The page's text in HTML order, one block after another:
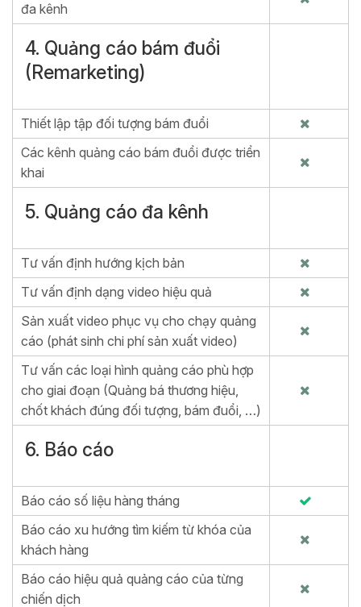
đa kênh
4. Quảng cáo bám đuổi
(Remarketing)
Thiết lập tập đối tượng bám đuổi
Các kênh quảng cáo bám đuổi được triển
khai
5. Quảng cáo đa kênh
Tư vấn định hướng kịch bản
Tư vấn định dạng video hiệu quả
Sản xuất video phục vụ cho chạy quảng
cáo (phát sinh chi phí sản xuất video)
Tư vấn các loại hình quảng cáo phù hợp
cho giai đoạn (Quảng bá thương hiệu,
chốt khách đúng đối tượng, bám đuổi, …)
6. Báo cáo
Báo cáo số liệu hàng tháng
Báo cáo xu hướng tìm kiếm từ khóa của
khách hàng
Báo cáo hiệu quả quảng cáo của từng
chiến dịch